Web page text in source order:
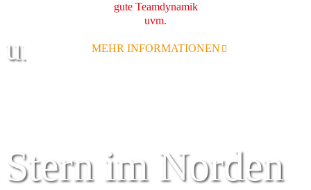
und Familie
Stern im Norden
gute Teamdynamik
uvm.
MEHR INFORMATIONEN